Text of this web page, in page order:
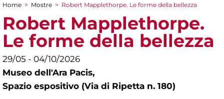
Tu sei qui
Home > Mostre > Robert Mapplethorpe. Le forme della bellezza
Robert Mapplethorpe.
Le forme della bellezza
29/05 - 04/10/2026
Museo dell'Ara Pacis,
Spazio espositivo (Via di Ripetta n. 180)